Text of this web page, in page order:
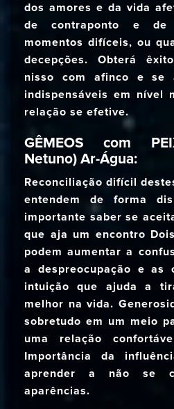
dos amores e da vida
de contraponto e de
momentos difíceis, ou
decepções. Obterá
nisso com afinco e se
indispensáveis em nível
relação se efetive.
GÊMEOS com
Netuno) Ar-Água:
Reconciliação difícil
entendem de forma
importante saber se
que aja um encontro
podem aumentar a
a despreocupação e as
intuição que ajuda a
melhor na vida.
sobretudo em um meio
uma relação
Importância da
aprender a não se
aparências.